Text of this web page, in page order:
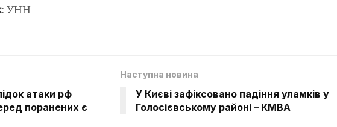
: УНН
атаки рф
поранених є
Наступна новина
У Києві зафіксовано падіння уламків у
Голосієвському районі – КМВА